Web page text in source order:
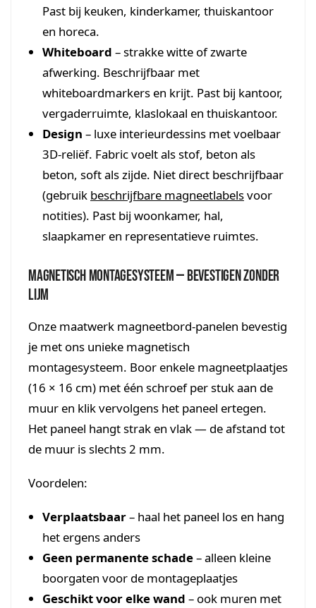
Past bij keuken, kinderkamer, thuiskantoor
en horeca.
Whiteboard – strakke witte of zwarte
afwerking. Beschrijfbaar met
whiteboardmarkers en krijt. Past bij kantoor,
vergaderruimte, klaslokaal en thuiskantoor.
Design – luxe interieurdessins met voelbaar
3D-reliëf. Fabric voelt als stof, beton als
beton, soft als zijde. Niet direct beschrijfbaar
(gebruik beschrijfbare magneetlabelsvoor
notities). Past bij woonkamer, hal,
slaapkamer en representatieve ruimtes.
Magnetisch montagesysteem — bevestigen zonder
lijm
Onze maatwerk magneetbord-panelen bevestig
je met ons unieke magnetisch
montagesysteem. Boor enkele magneetplaatjes
(16 × 16 cm) met één schroef per stuk aan de
muur en klik vervolgens het paneel ertegen.
Het paneel hangt strak en vlak — de afstand tot
de muur is slechts 2 mm.
Voordelen:
Verplaatsbaar– haal het paneel los en hang
het ergens anders
Geen permanente schade– alleen kleine
boorgaten voor de montageplaatjes
Geschikt voor elke wand – ook muren met